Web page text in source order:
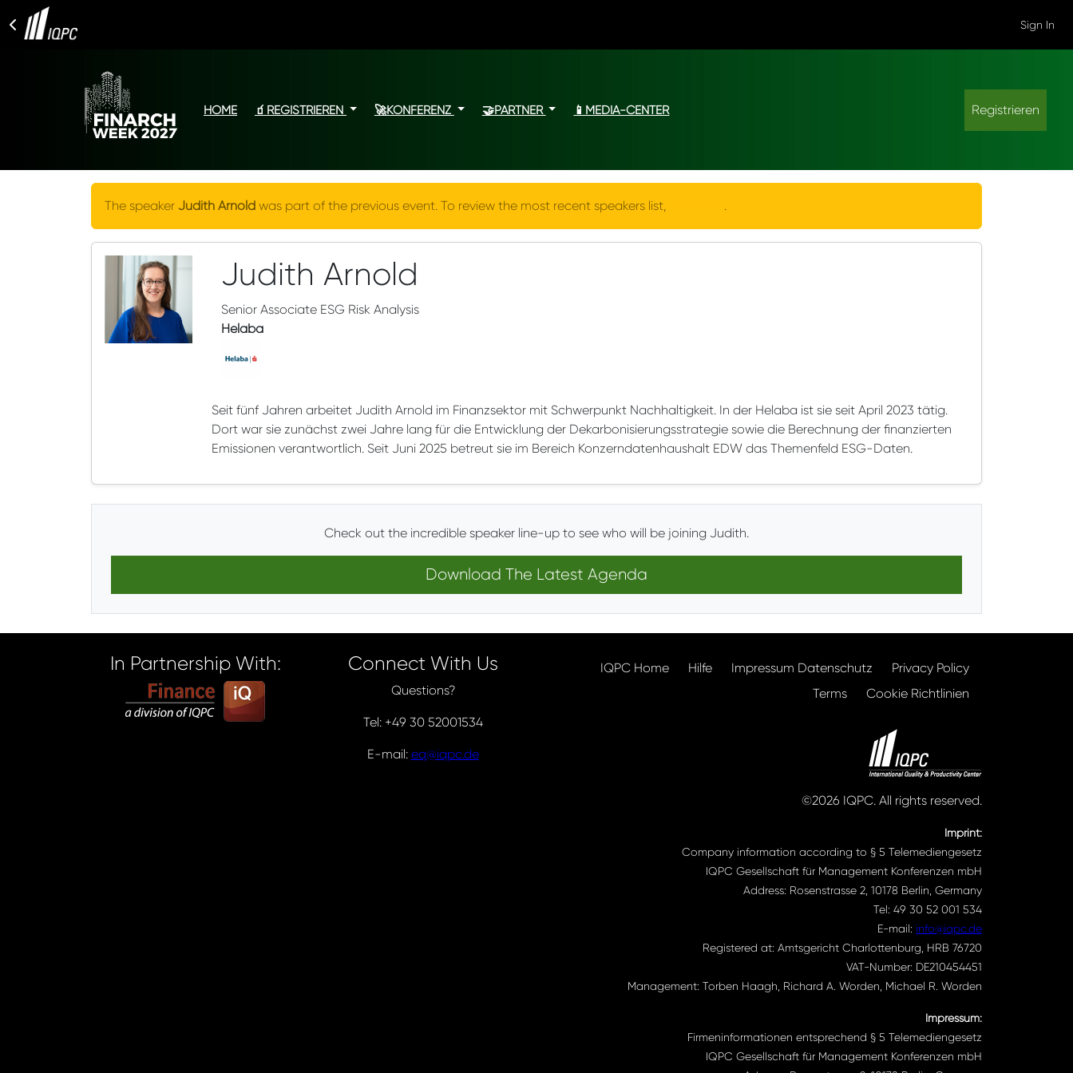
Sign In
HOME 🧃REGISTRIEREN 🚀KONFERENZ 🤝PARTNER 📱MEDIA-CENTER Registrieren
The speaker Judith Arnold was part of the previous event. To review the most recent speakers list, .
Judith Arnold
Senior Associate ESG Risk Analysis
Helaba
Seit fünf Jahren arbeitet Judith Arnold im Finanzsektor mit Schwerpunkt Nachhaltigkeit. In der Helaba ist sie seit April 2023 tätig.
Dort war sie zunächst zwei Jahre lang für die Entwicklung der Dekarbonisierungsstrategie sowie die Berechnung der finanzierten
Emissionen verantwortlich. Seit Juni 2025 betreut sie im Bereich Konzerndatenhaushalt EDW das Themenfeld ESG-Daten.
Check out the incredible speaker line-up to see who will be joining Judith.
Download The Latest Agenda
In Partnership With: Connect With Us
Questions?
Tel: +49 30 52001534
E-mail: eq@iqpc.de
IQPC Home Hilfe Impressum Datenschutz
Privacy Policy
Terms
Cookie Richtlinien
©2026 IQPC. All rights reserved.
Imprint:
Company information according to § 5 Telemediengesetz
IQPC Gesellschaft für Management Konferenzen mbH
Address: Rosenstrasse 2, 10178 Berlin, Germany
Tel: 49 30 52 001 534
E-mail: info@iqpc.de
Registered at: Amtsgericht Charlottenburg, HRB 76720
VAT-Number: DE210454451
Management: Torben Haagh, Richard A. Worden, Michael R. Worden
Impressum:
Firmeninformationen entsprechend § 5 Telemediengesetz
IQPC Gesellschaft für Management Konferenzen mbH